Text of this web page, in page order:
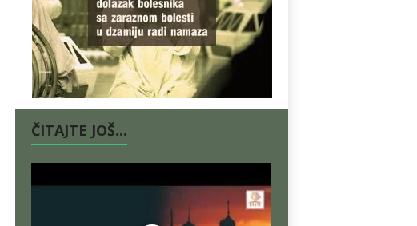
ČITAJTE JOŠ...